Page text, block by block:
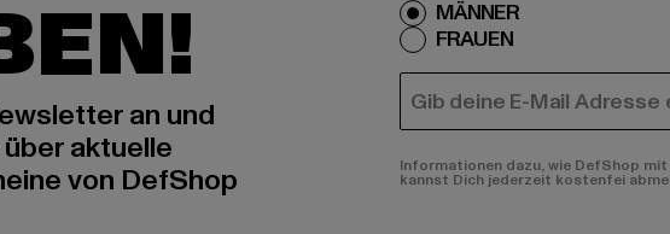
an und
aktuelle
von DefShop
MÄNNER
FRAUEN
E-MAIL
Informationen dazu, wie DefShop
kannst Dich jederzeit kostenfei